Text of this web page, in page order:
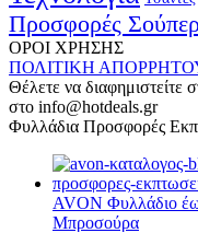
Προσφορές
ΟΡΟΙ ΧΡΗΣΗΣ
ΠΟΛΙΤΙΚΗ
Θέλετε να διαφημιστείτε
στο info@hotdeals.gr
Φυλλάδια Προσφορές
AVON Φυλλάδιο
Μπροσούρα